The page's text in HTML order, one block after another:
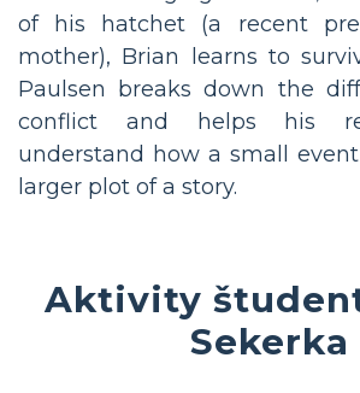
of his hatchet (a recent
mother), Brian learns to
Paulsen breaks down the
conflict and helps his
understand how a small
larger plot of a story.
Aktivity
Sekerka